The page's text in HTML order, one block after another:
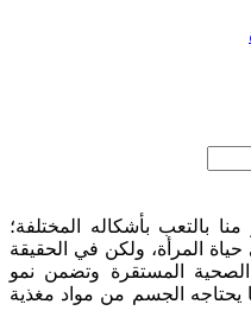
بالتعب بأشكاله المختلفة؛
المرأة، ولكن في الحقيقة
المستقرة وتضمن نمو
الجسم من مواد مغذية